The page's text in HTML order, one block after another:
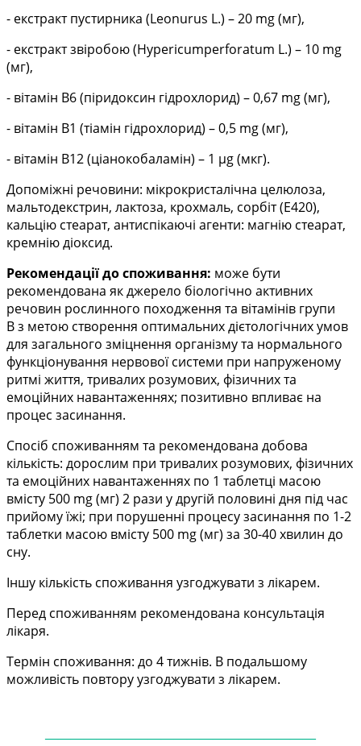
- екстракт пустирника (Leonurus L.) – 20 mg (мг),
- екстракт звіробою (Hypericumperforatum L.) – 10 mg
(мг),
- вітамін В6 (піридоксин гідрохлорид) – 0,67 mg (мг),
- вітамін В1 (тіамін гідрохлорид) – 0,5 mg (мг),
- вітамін В12 (ціанокобаламін) – 1 µg (мкг).
Допоміжні речовини: мікрокристалічна целюлоза,
мальтодекстрин, лактоза, крохмаль, сорбіт (Е420),
кальцію стеарат, антиспікаючі агенти: магнію стеарат,
кремнію діоксид.
Рекомендації до споживання: може бути
рекомендована як джерело біологічно активних
речовин рослинного походження та вітамінів групи
В з метою створення оптимальних дієтологічних умов
для загального зміцнення організму та нормального
функціонування нервової системи при напруженому
ритмі життя, тривалих розумових, фізичних та
емоційних навантаженнях; позитивно впливає на
процес засинання.
Спосіб споживанням та рекомендована добова
кількість: дорослим при тривалих розумових, фізичних
та емоційних навантаженнях по 1 таблетці масою
вмісту 500 mg (мг) 2 рази у другій половині дня під час
прийому їжі; при порушенні процесузасинання по 1-2
таблетки масою вмісту 500 mg (мг) за 30-40 хвилин до
сну.
Іншу кількість споживання узгоджувати з лікарем.
Перед споживанням рекомендована консультація
лікаря.
Термін споживання: до 4 тижнів. В подальшому
можливість повтору узгоджувати з лікарем.
—————————————————————